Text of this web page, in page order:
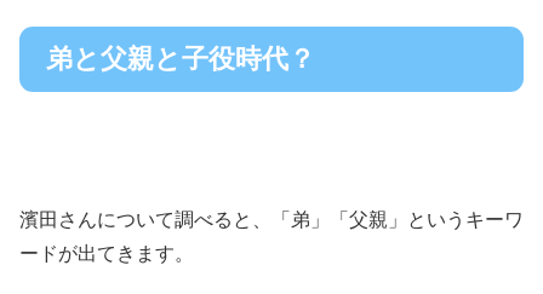
弟と父親と子役時代？
濱田さんについて調べると、「弟」「父親」というキーワ
ードが出てきます。